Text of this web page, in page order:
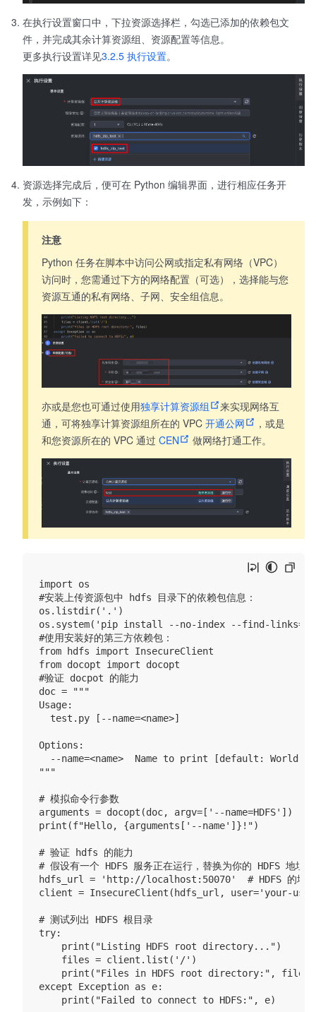
在执行设置窗口中，下拉资源选择栏，勾选已添加的依赖包文
件，并完成其余计算资源组、资源配置等信息。
更多执行设置详见3.2.5 执行设置。
资源选择完成后，便可在 Python 编辑界面，进行相应任务开
发，示例如下：
注意
Python 任务在脚本中访问公网或指定私有网络（VPC）
访问时，您需通过下方的网络配置（可选），选择能与您
资源互通的私有网络、子网、安全组信息。
亦或是您也可通过使用独享计算资源组
来实现网络互
通，可将独享计算资源组所在的 VPC开通公网
，或是
和您资源所在的 VPC 通过CEN 做网络打通工作。
import os
#安装上传资源包中 hdfs 目录下的依赖包信息：
os.listdir('.')
os.system('pip install --no-index --find-
#使用安装好的第三方依赖包：
from hdfs import InsecureClient
from docopt import docopt
#验证 docpot 的能力
doc = """
Usage:
  test.py [--name=<name>]
Options:
  --name=<name>  Name to print [default: World].
"""
# 模拟命令行参数
arguments = docopt(doc, argv=['--name=HDFS'])
print(f"Hello, {arguments['--name']}!")
# 验证 hdfs 的能力
# 假设有一个 HDFS 服务正在运行，替换为你的 HDFS 地址
hdfs_url = 'http://localhost:50070'  # HDFS 的地址
client = InsecureClient(hdfs_url, user='your-
# 测试列出 HDFS 根目录
try:
    print("Listing HDFS root directory...")
    files = client.list('/')
    print("Files in HDFS root directory:", files)
except Exception as e: